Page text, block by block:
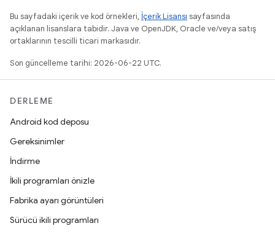
Bu sayfadaki içerik ve kod örnekleri, İçerik Lisansı sayfasında
açıklanan lisanslara tabidir. Java ve OpenJDK, Oracle ve/veya satış
ortaklarının tescilli ticari markasıdır.
Son güncelleme tarihi: 2026-06-22 UTC.
DERLEME
Android kod deposu
Gereksinimler
İndirme
İkili programları önizle
Fabrika ayarı görüntüleri
Sürücü ikili programları